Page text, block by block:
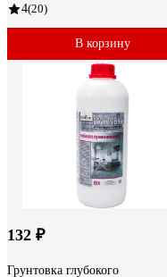
4(20)
В корзину
132 ₽
Грунтовка глубокого